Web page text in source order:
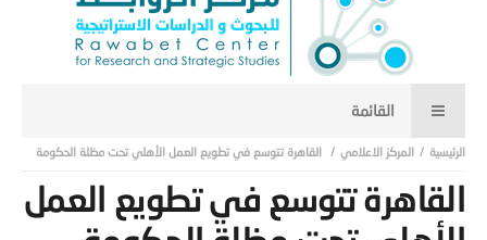
القاهرة تتوسع في تطويع العمل
الأهلي تحت مظلة الحكومة